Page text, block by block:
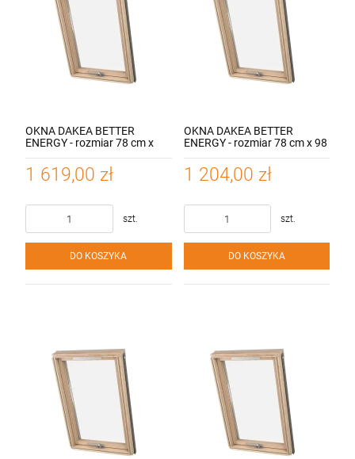
OKNA DAKEA BETTER
ENERGY - rozmiar 78 cm x
160 cm, 3-szybowe z
nawiewnikiem, otwieranie
dolne, współczynnik 1.1
1 619,00 zł
szt.
DO KOSZYKA
OKNA DAKEA BETTER
ENERGY - rozmiar 78 cm x 98
cm, 3-szybowe z
nawiewnikiem, otwieranie
dolne, współczynnik 1.1
1 204,00 zł
szt.
DO KOSZYKA